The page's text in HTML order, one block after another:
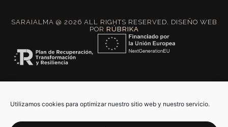
Utilizamos cookies para optimizar nuestro sitio web y nuestro servicio.
SARAIALMA @ 2026 ALL RIGHTS RESERVED. DISEÑO WEB
POR RÚBRIKA